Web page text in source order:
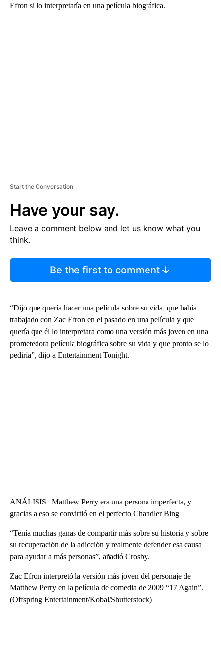
Efron si lo interpretaría en una película biográfica.
Start the Conversation
Have your say.
Leave a comment below and let us know what you
think.
Be the first to comment
“Dijo que quería hacer una película sobre su vida, que había
trabajado con Zac Efron en el pasado en una película y que
quería que él lo interpretara como una versión más joven en una
prometedora película biográfica sobre su vida y que pronto se lo
pediría”, dijo a Entertainment Tonight.
ANÁLISIS | Matthew Perry era una persona imperfecta, y
gracias a eso se convirtió en el perfecto Chandler Bing
“Tenía muchas ganas de compartir más sobre su historia y sobre
su recuperación de la adicción y realmente defender esa causa
para ayudar a más personas”, añadió Crosby.
Zac Efron interpretó la versión más joven del personaje de
Matthew Perry en la película de comedia de 2009 “17 Again”.
(Offspring Entertainment/Kobal/Shutterstock)